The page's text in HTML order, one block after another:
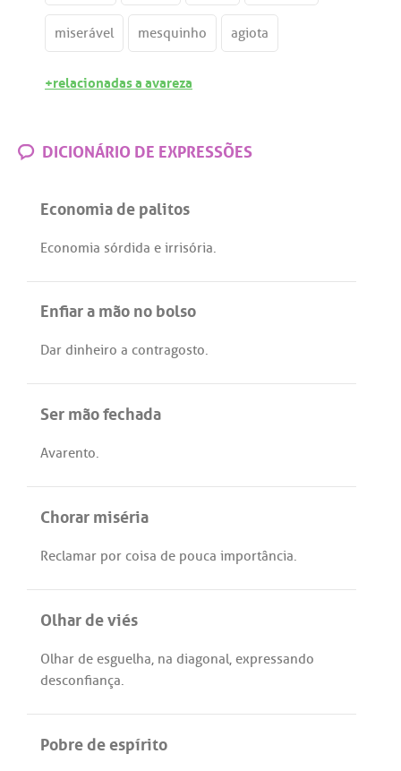
miserável mesquinho agiota
+relacionadas a avareza
DICIONÁRIO DE EXPRESSÕES
Economia de palitos
Economia sórdida e irrisória.
Enfiar a mão no bolso
Dar dinheiro a contragosto.
Ser mão fechada
Avarento.
Chorar miséria
Reclamar por coisa de pouca importância.
Olhar de viés
Olhar de esguelha, na diagonal, expressando
desconfiança.
Pobre de espírito